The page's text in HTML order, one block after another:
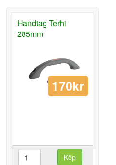
Handtag Terhi
285mm
170kr
Köp